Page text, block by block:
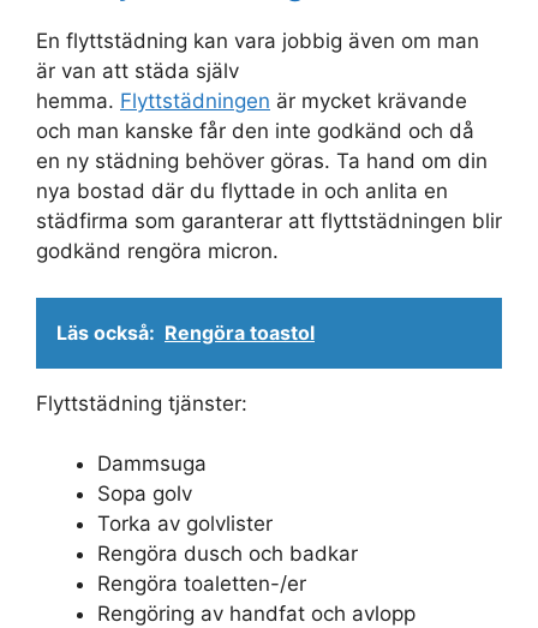
En flyttstädning kan vara jobbig även om man
är van att städa själv
hemma. Flyttstädningen är mycket krävande
och man kanske får den inte godkänd och då
en ny städning behöver göras. Ta hand om din
nya bostad där du flyttade in och anlita en
städfirma som garanterar att flyttstädningen blir
godkänd rengöra micron.
Läs också: Rengöra toastol
Flyttstädning tjänster:
Dammsuga
Sopa golv
Torka av golvlister
Rengöra dusch och badkar
Rengöra toaletten-/er
Rengöring av handfat och avlopp